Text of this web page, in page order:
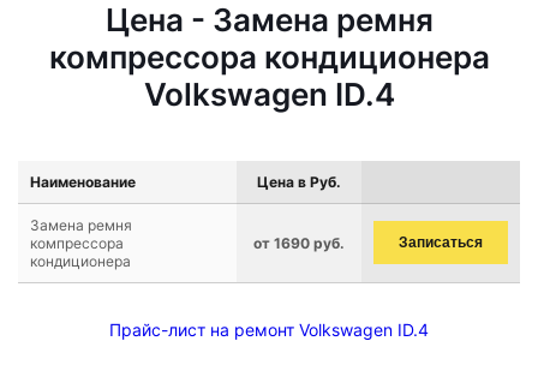
Цена - Замена ремня
компрессора кондиционера
Volkswagen ID.4
Наименование Цена в Руб.
Замена ремня
компрессора
кондиционера
от 1690 руб. Записаться
Прайс-лист на ремонт Volkswagen ID.4